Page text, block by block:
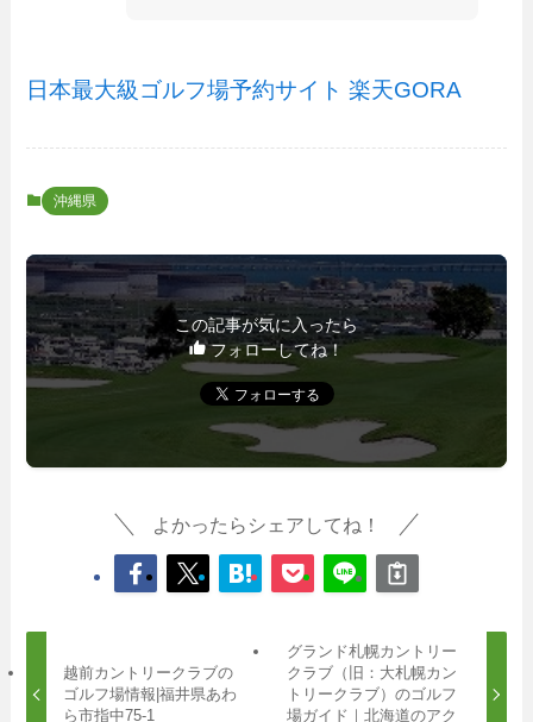
日本最大級ゴルフ場予約サイト 楽天GORA
沖縄県
この記事が気に入ったら
フォローしてね！
よかったらシェアしてね！
越前カントリークラブの
ゴルフ場情報|福井県あわ
ら市指中75-1
グランド札幌カントリー
クラブ（旧：大札幌カン
トリークラブ）のゴルフ
場ガイド｜北海道のアク